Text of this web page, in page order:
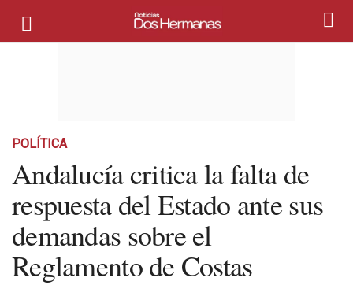
POLÍTICA
Andalucía critica la falta de
respuesta del Estado ante sus
demandas sobre el
Reglamento de Costas